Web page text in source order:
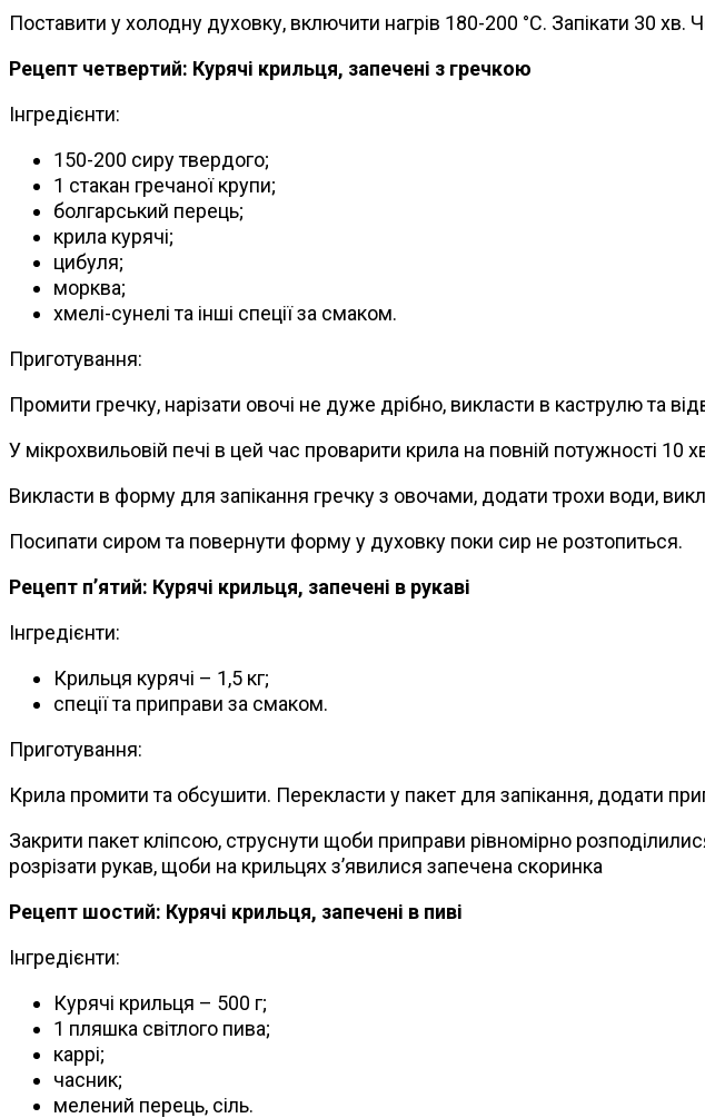
Поставити у холодну духовку, включити нагрів 180-200 °С. Запікати 30
Рецепт четвертий: Курячі крильця, запечені з гречкою
Інгредієнти:
150-200 сиру твердого;
1 стакан гречаної крупи;
болгарський перець;
крила курячі;
цибуля;
морква;
хмелі-сунелі та інші спеції за смаком.
Приготування:
Промити гречку, нарізати овочі не дуже дрібно, викласти в каструлю та
У мікрохвильовій печі в цей час проварити крила на повній потужності 10
Викласти в форму для запікання гречку з овочами, додати трохи води,
Посипати сиром та повернути форму у духовку поки сир не розтопиться.
Рецепт п’ятий: Курячі крильця, запечені в рукаві
Інгредієнти:
Крильця курячі – 1,5 кг;
спеції та приправи за смаком.
Приготування:
Крила промити та обсушити. Перекласти у пакет для запікання, додати
Закрити пакет кліпсою, струснути щоби приправи рівномірно
розрізати рукав, щоби на крильцях з’явилися запечена скоринка
Рецепт шостий: Курячі крильця, запечені в пиві
Інгредієнти:
Курячі крильця – 500 г;
1 пляшка світлого пива;
каррі;
часник;
мелений перець, сіль.